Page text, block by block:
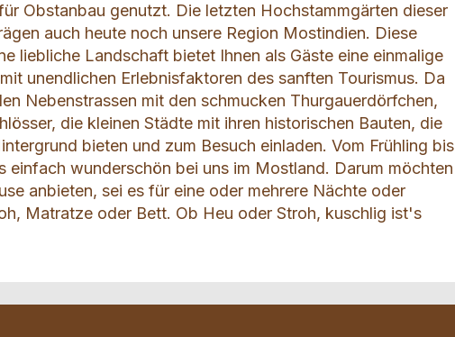
Obstanbau genutzt. Die letzten Hochstammgärten dieser
auch heute noch unsere Region Mostindien. Diese
liebliche Landschaft bietet Ihnen als Gäste eine einmalige
unendlichen Erlebnisfaktoren des sanften Tourismus. Da
Nebenstrassen mit den schmucken Thurgauerdörfchen,
die kleinen Städte mit ihren historischen Bauten, die
bieten und zum Besuch einladen. Vom Frühling bis
einfach wunderschön bei uns im Mostland. Darum möchten
anbieten, sei es für eine oder mehrere Nächte oder
Matratze oder Bett. Ob Heu oder Stroh, kuschlig ist's